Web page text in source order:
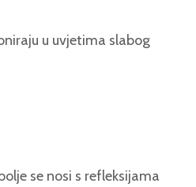
u uvjetima slabog
se nosi s refleksijama